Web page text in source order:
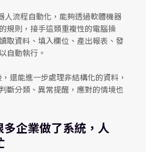
人流程自動化，能夠透過軟體機器
規則，接手這類重複性的電腦操
取資料、填入欄位、產出報表、發
自動執行。
，還能進一步處理非結構化的資料，
斷分類、異常提醒，應對的情境也
多企業做了系統，人